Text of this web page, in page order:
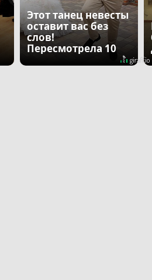
Этот танец невесты
оставит вас без
слов!
Пересмотрела 10